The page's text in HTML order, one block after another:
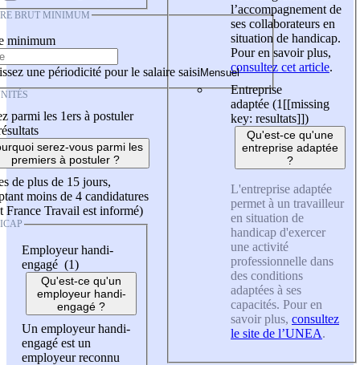
BRUT MINIMUM
minimum
une périodicité pour le salaire saisi
parmi les 1ers à postuler
serez-vous parmi les
premiers à postuler ?
de plus de 15 jours,
moins de 4 candidatures
France Travail est informé)
Employeur handi-
engagé (1)
Qu'est-ce qu'un
employeur handi-
engagé ?
Un employeur handi-
engagé est un
employeur reconnu
l’accompagnement de
ses collaborateurs en
situation de handicap.
Pour en savoir plus,
consultez cet article.
Entreprise
adaptée (1 [[missing
key: resultats]])
Qu'est-ce qu'une
entreprise adaptée
?
L'entreprise adaptée
permet à un travailleur
en situation de
handicap d'exercer
une activité
professionnelle dans
des conditions
adaptées à ses
capacités. Pour en
savoir plus, consultez
le site de l’UNEA.